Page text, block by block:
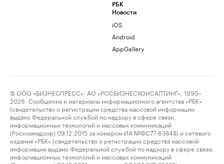
РБК
Новости
iOS
Android
AppGallery
© ООО «БИЗНЕСПРЕСС», АО «РОСБИЗНЕСКОНСАЛТИНГ», 1995–
2026. Сообщения и материалы информационного агентства «РБК»
(свидетельство о регистрации средства массовой информации
выдано Федеральной службой по надзору в сфере связи,
информационных технологий и массовых коммуникаций
(Роскомнадзор) 09.12.2015 за номером ИА №ФС77-63848) и сетевого
издания «РБК» (свидетельство о регистрации средства массовой
информации выдано Федеральной службой по надзору в сфере связи,
информационных технологий и массовых коммуникаций